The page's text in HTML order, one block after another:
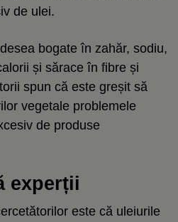
de ulei.
bogate în zahăr, sodiu,
și sărace în fibre și
spun că este greșit să
vegetale problemele
de produse
experții
este că uleiurile